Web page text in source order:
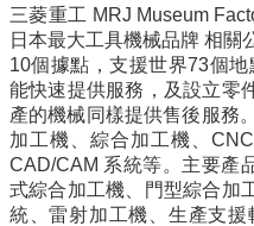
生
資
訊
學
習
生
涯
三菱重工 MRJ Museum
日本最大工具機械品牌 相關
10個據點，支援世界73個地
能快速提供服務，及設立零
產的機械同樣提供售後服務
加工機、綜合加工機、
CAD/CAM 系統等。主要產
式綜合加工機、門型綜合加
統、雷射加工機、生產支